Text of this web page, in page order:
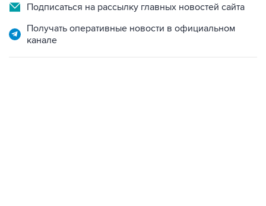
Подписаться на рассылку главных новостей сайта
Получать оперативные новости в официальном
канале